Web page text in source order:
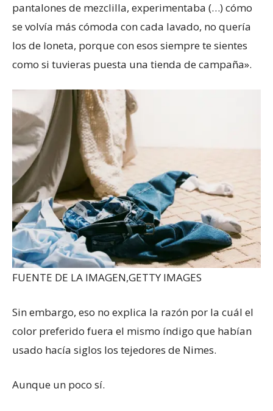
pantalones de mezclilla, experimentaba (…) cómo
se volvía más cómoda con cada lavado, no quería
los de loneta, porque con esos siempre te sientes
como si tuvieras puesta una tienda de campaña».
FUENTE DE LA IMAGEN,GETTY IMAGES
Sin embargo, eso no explica la razón por la cuál el
color preferido fuera el mismo índigo que habían
usado hacía siglos los tejedores de Nimes.
Aunque un poco sí.